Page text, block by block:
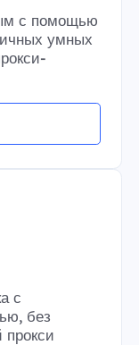
с помощью
умных
с
без